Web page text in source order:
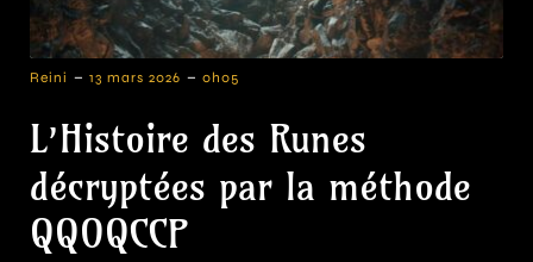
Reini - 13 mars 2026 - 0h05
L’Histoire des Runes
décryptées par la méthode
QQOQCCP